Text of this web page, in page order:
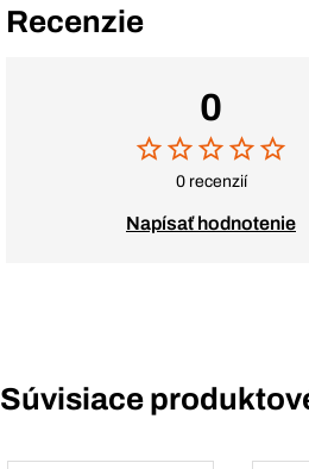
Recenzie
0
0 recenzií
Napísať hodnotenie
Súvisiace